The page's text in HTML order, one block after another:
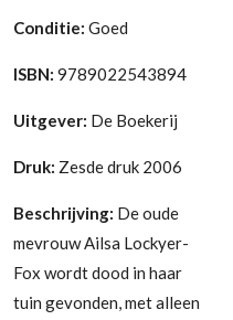
Conditie: Goed
ISBN: 9789022543894
Uitgever: De Boekerij
Druk: Zesde druk 2006
Beschrijving: De oude
mevrouw Ailsa Lockyer-
Fox wordt dood in haar
tuin gevonden, met alleen